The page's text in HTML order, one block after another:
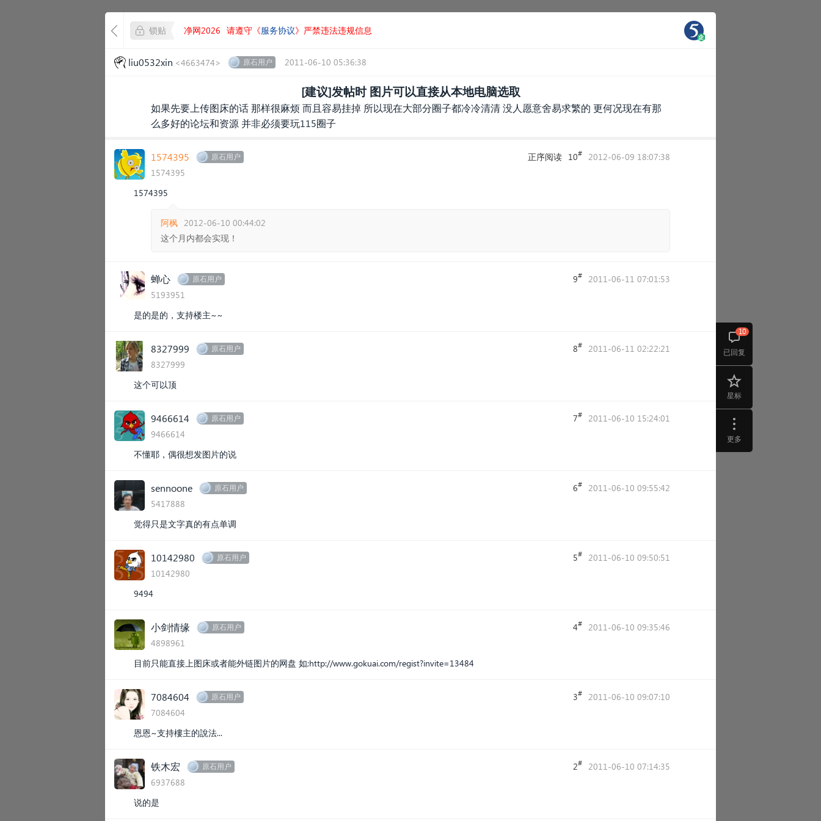
已回复
10
星标
更多
锁贴 净网2026 请遵守《服务协议》严禁违法违规信息
liu0532xin <4663474> 原石用户 2011-06-10 05:36:38
[建议]发帖时 图片可以直接从本地电脑选取
如果先要上传图床的话 那样很麻烦 而且容易挂掉 所以现在大部分圈子都冷冷清清 没人愿意舍易求繁的 更何况现在有那
么多好的论坛和资源 并非必须要玩115圈子
1574395 原石用户
1574395
正序阅读 10# 2012-06-09 18:07:38
1574395
阿枫 2012-06-10 00:44:02
这个月内都会实现！
蝉心 原石用户
5193951
9# 2011-06-11 07:01:53
是的是的，支持楼主~~
8327999 原石用户
8327999
8# 2011-06-11 02:22:21
这个可以顶
9466614 原石用户
9466614
7# 2011-06-10 15:24:01
不懂耶，偶很想发图片的说
sennoone 原石用户
5417888
6# 2011-06-10 09:55:42
觉得只是文字真的有点单调
10142980 原石用户
10142980
5# 2011-06-10 09:50:51
9494
小剑情缘 原石用户
4898961
4# 2011-06-10 09:35:46
目前只能直接上图床或者能外链图片的网盘 如;http://www.gokuai.com/regist?invite=13484
7084604 原石用户
7084604
3# 2011-06-10 09:07:10
恩恩~支持樓主的說法...
铁木宏 原石用户
6937688
2# 2011-06-10 07:14:35
说的是